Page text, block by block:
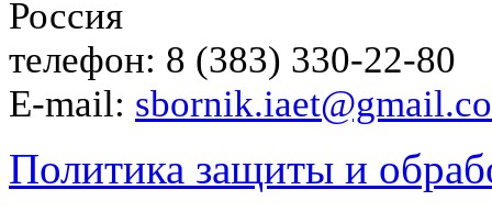
Россия
телефон: 8 (383) 330-22-80
E-mail:
Политика защиты и